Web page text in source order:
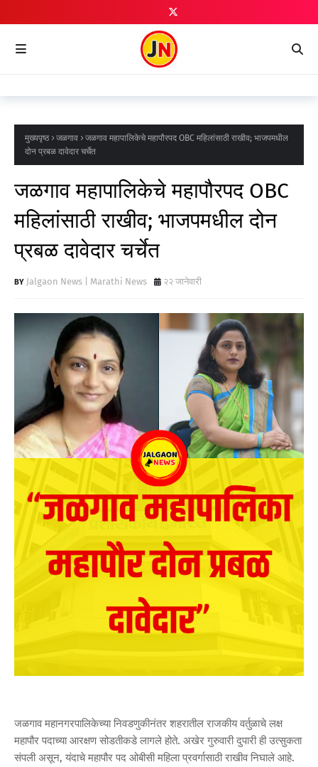
मुख्यपृष्ठ जळगाव
जळगाव महापालिकेचे महापौरपद OBC महिलांसाठी राखीव; भाजपमधील
दोन प्रबळ दावेदार चर्चेत
जळगाव महापालिकेचे महापौरपद OBC
महिलांसाठी राखीव; भाजपमधील दोन
प्रबळ दावेदार चर्चेत
Jalgaon News | Marathi News २२ जानेवारी
जळगाव महानगरपालिकेच्या निवडणुकीनंतर शहरातील राजकीय वर्तुळाचे लक्ष
महापौर पदाच्या आरक्षण सोडतीकडे लागले होते. अखेर गुरुवारी दुपारी ही उत्सुकता
संपली असून, यंदाचे महापौर पद ओबीसी महिला प्रवर्गासाठी राखीव निघाले आहे.